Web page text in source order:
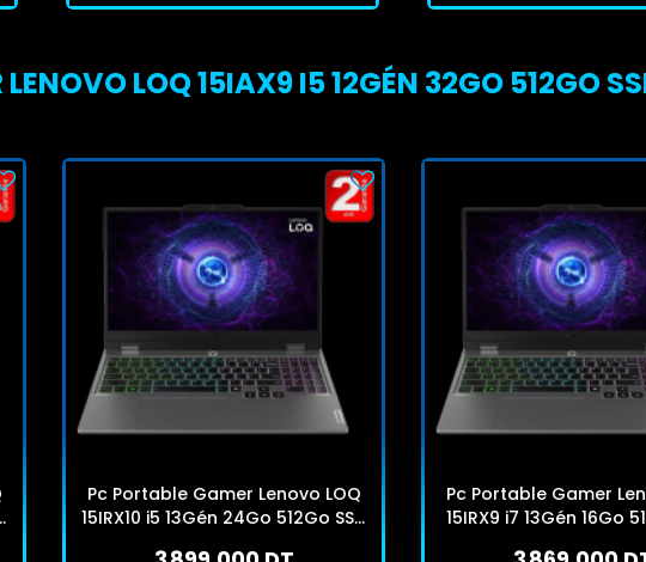
LOQ 15IAX9 I5 12GÉN 32GO 512GO
Pc Portable Gamer Lenovo LOQ
15IRX10 i5 13Gén 24Go 512Go SSD
Pc Portable Gamer
15IRX9 i7 13Gén 16Go